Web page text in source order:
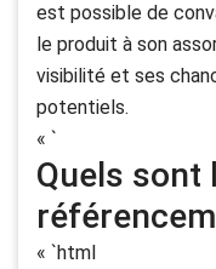
est possible de
le produit à son
visibilité et ses
potentiels.
« `
Quels sont
« `html